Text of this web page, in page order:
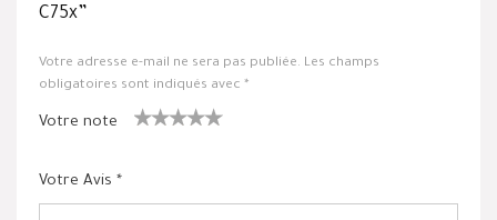
C75x”
Votre adresse e-mail ne sera pas publiée. Les champs
obligatoires sont indiqués avec *
Votre note
oil
sur
Votre Avis *